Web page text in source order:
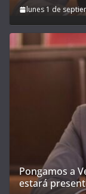
lunes 1 de
Pongamos a
estará